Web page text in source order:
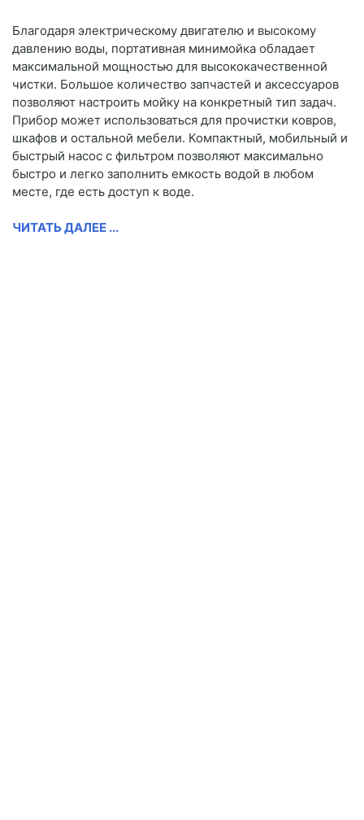
Благодаря электрическому двигателю и высокому
давлению воды, портативная минимойка обладает
максимальной мощностью для высококачественной
чистки. Большое количество запчастей и аксессуаров
позволяют настроить мойку на конкретный тип задач.
Прибор может использоваться для прочистки ковров,
шкафов и остальной мебели. Компактный, мобильный и
быстрый насос с фильтром позволяют максимально
быстро и легко заполнить емкость водой в любом
месте, где есть доступ к воде.
ЧИТАТЬ ДАЛЕЕ ...